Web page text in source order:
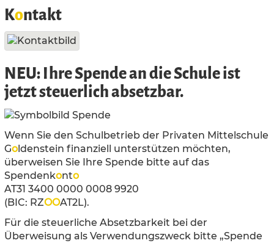
Kontakt
NEU: Ihre Spende an die Schule ist
jetzt steuerlich absetzbar.
Wenn Sie den Schulbetrieb der Privaten Mittelschule
Goldenstein finanziell unterstützen möchten,
überweisen Sie Ihre Spende bitte auf das
Spendenkonto
AT31 3400 0000 0008 9920
(BIC: RZOOAT2L).
Für die steuerliche Absetzbarkeit bei der
Überweisung als Verwendungszweck bitte „Spende